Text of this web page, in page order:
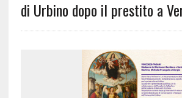
di Urbino dopo il prestito a